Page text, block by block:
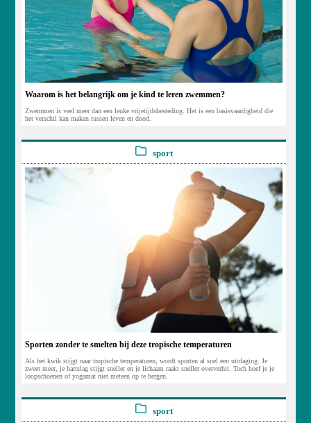
Waarom is het belangrijk om je kind te leren zwemmen?
Zwemmen is veel meer dan een leuke vrijetijdsbesteding. Het is een basisvaardigheid die
het verschil kan maken tussen leven en dood.
sport
Sporten zonder te smelten bij deze tropische temperaturen
Als het kwik stijgt naar tropische temperaturen, wordt sporten al snel een uitdaging. Je
zweet meer, je hartslag stijgt sneller en je lichaam raakt sneller oververhit. Toch hoef je je
loopschoenen of yogamat niet meteen op te bergen.
sport